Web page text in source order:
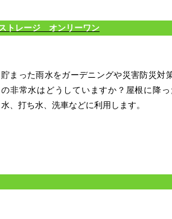
トレージ オンリーワン
貯まった雨水をガーデニングや災害防災対
の非常水はどうしていますか？屋根に降
水、打ち水、洗車などに利用します。